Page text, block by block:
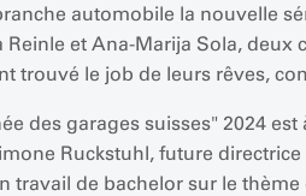
automobile la nouvelle
et Ana-Marija Sola,
trouvé le job de leurs rêves,
des garages suisses" 2024
Ruckstuhl, future
de bachelor sur le